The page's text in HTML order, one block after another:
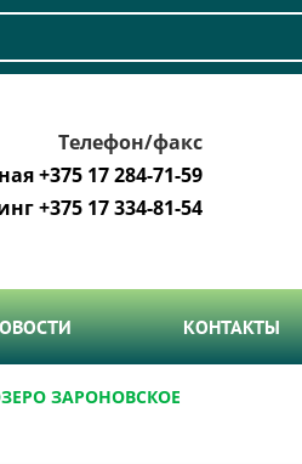
Телефон/факс
+375 17 284-71-59
+375 17 334-81-54
КОНТАКТЫ
ЗАРОНОВСКОЕ